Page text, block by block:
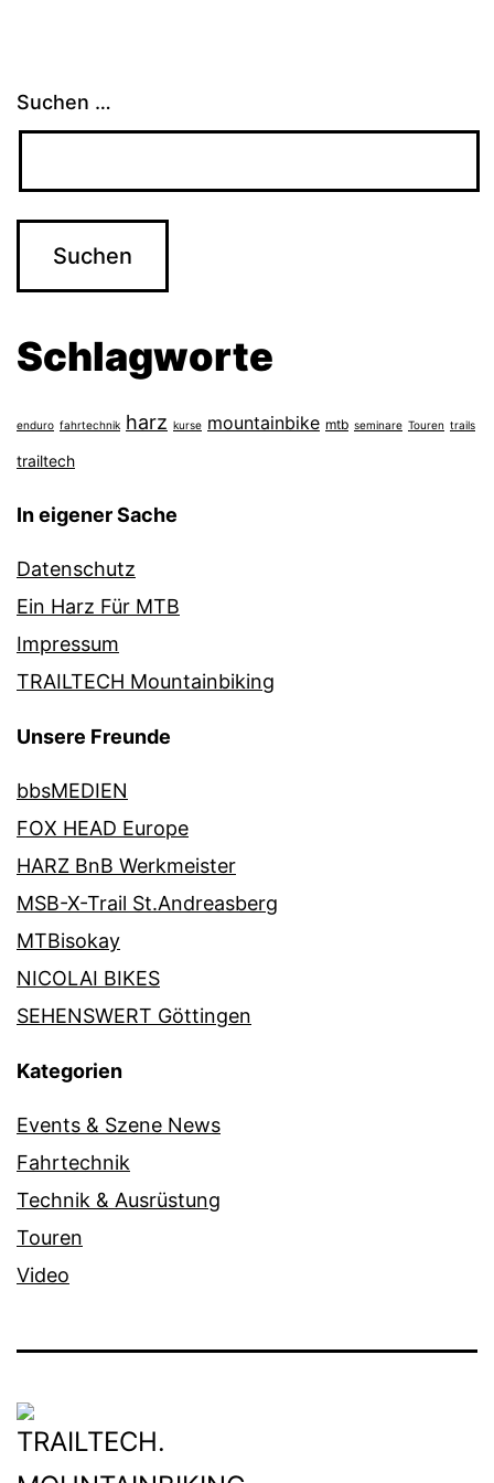
Suchen …
Schlagworte
enduro fahrtechnik harz kurse mountainbike mtb seminare Touren trails
trailtech
In eigener Sache
Datenschutz
Ein Harz Für MTB
Impressum
TRAILTECH Mountainbiking
Unsere Freunde
bbsMEDIEN
FOX HEAD Europe
HARZ BnB Werkmeister
MSB-X-Trail St.Andreasberg
MTBisokay
NICOLAI BIKES
SEHENSWERT Göttingen
Kategorien
Events & Szene News
Fahrtechnik
Technik & Ausrüstung
Touren
Video